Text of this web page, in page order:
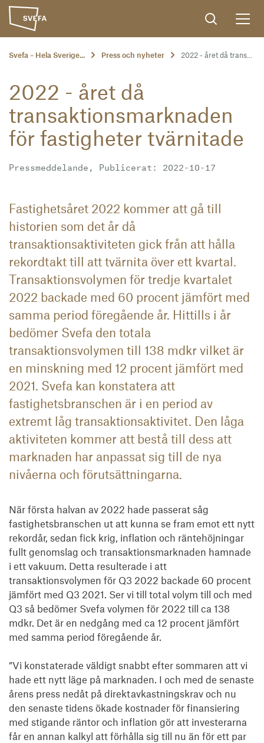
Svefa – Hela Sverige... Press och nyheter 2022 - året då trans...
2022 - året då
transaktionsmarknaden
för fastigheter tvärnitade
Pressmeddelande, Publicerat: 2022-10-17
Fastighetsåret 2022 kommer att gå till
historien som det år då
transaktionsaktiviteten gick från att hålla
rekordtakt till att tvärnita över ett kvartal.
Transaktionsvolymen för tredje kvartalet
2022 backade med 60 procent jämfört med
samma period föregående år. Hittills i år
bedömer Svefa den totala
transaktionsvolymen till 138 mdkr vilket är
en minskning med 12 procent jämfört med
2021. Svefa kan konstatera att
fastighetsbranschen är i en period av
extremt låg transaktionsaktivitet. Den låga
aktiviteten kommer att bestå till dess att
marknaden har anpassat sig till de nya
nivåerna och förutsättningarna.
När första halvan av 2022 hade passerat såg
fastighetsbranschen ut att kunna se fram emot ett nytt
rekordår, sedan fick krig, inflation och räntehöjningar
fullt genomslag och transaktionsmarknaden hamnade
i ett vakuum. Detta resulterade i att
transaktionsvolymen för Q3 2022 backade 60 procent
jämfört med Q3 2021. Ser vi till total volym till och med
Q3 så bedömer Svefa volymen för 2022 till ca 138
mdkr. Det är en nedgång med ca 12 procent jämfört
med samma period föregående år.
”Vi konstaterade väldigt snabbt efter sommaren att vi
hade ett nytt läge på marknaden. I och med de senaste
årens press nedåt på direktavkastningskrav och nu
den senaste tidens ökade kostnader för finansiering
med stigande räntor och inflation gör att investerarna
får en annan kalkyl att förhålla sig till nu än för ett par